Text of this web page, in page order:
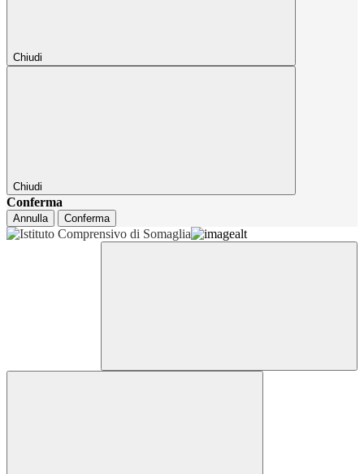
Chiudi
Chiudi
Conferma
Annulla Conferma